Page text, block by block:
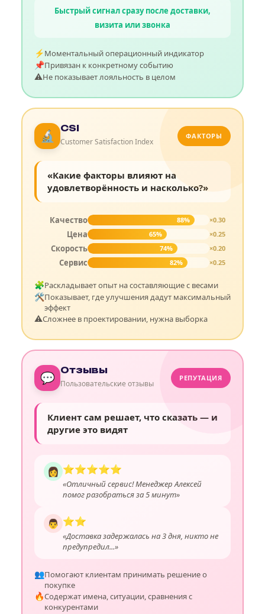
Быстрый сигнал сразу после доставки,
визита или звонка
⚡Моментальный операционный индикатор
📌Привязан к конкретному событию
⚠️Не показывает лояльность в целом
🔬 CSI
Customer Satisfaction Index
ФАКТОРЫ
«Какие факторы влияют на
удовлетворённость и насколько?»
Качество 88% ×0.30
Цена 65% ×0.25
Скорость 74% ×0.20
Сервис 82% ×0.25
🧩Раскладывает опыт на составляющие с весами
🛠️Показывает, где улучшения дадут максимальный
эффект
⚠️Сложнее в проектировании, нужна выборка
💬 Отзывы
Пользовательские отзывы
РЕПУТАЦИЯ
Клиент сам решает, что сказать — и
другие это видят
👩 ⭐⭐⭐⭐⭐
«Отличный сервис! Менеджер Алексей
помог разобраться за 5 минут»
👨 ⭐⭐
«Доставка задержалась на 3 дня, никто не
предупредил...»
👥Помогают клиентам принимать решение о
покупке
🔥Содержат имена, ситуации, сравнения с
конкурентами